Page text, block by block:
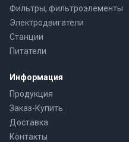
Фильтры, фильтроэлементы
Электродвигатели
Станции
Питатели
Информация
Продукция
Заказ-Купить
Доставка
Контакты